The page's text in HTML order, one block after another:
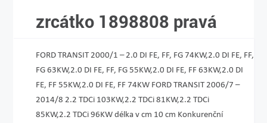
zrcátko 1898808 pravá
FORD TRANSIT 2000/1 – 2.0 DI FE, FF, FG 74KW,2.0 DI FE, FF,
FG 63KW,2.0 DI FE, FF, FG 55KW,2.0 DI FE, FF 63KW,2.0 DI
FE, FF 55KW,2.0 DI FE, FF 74KW FORD TRANSIT 2006/7 –
2014/8 2.2 TDCi 103KW,2.2 TDCi 81KW,2.2 TDCi
85KW,2.2 TDCi 96KW délka v cm 10 cm Konkurenční